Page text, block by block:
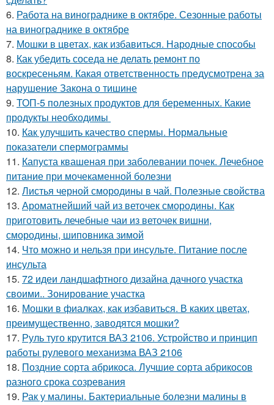
6. Работа на винограднике в октябре. Сезонные работы
на винограднике в октябре
7. Мошки в цветах, как избавиться. Народные способы
8. Как убедить соседа не делать ремонт по
воскресеньям. Какая ответственность предусмотрена за
нарушение Закона о тишине
9. ТОП-5 полезных продуктов для беременных. Какие
продукты необходимы
10. Как улучшить качество спермы. Нормальные
показатели спермограммы
11. Капуста квашеная при заболевании почек. Лечебное
питание при мочекаменной болезни
12. Листья черной смородины в чай. Полезные свойства
13. Ароматнейший чай из веточек смородины. Как
приготовить лечебные чаи из веточек вишни,
смородины, шиповника зимой
14. Что можно и нельзя при инсульте. Питание после
инсульта
15. 72 идеи ландшафтного дизайна дачного участка
своими.. Зонирование участка
16. Мошки в фиалках, как избавиться. В каких цветах,
преимущественно, заводятся мошки?
17. Руль туго крутится ВАЗ 2106. Устройство и принцип
работы рулевого механизма ВАЗ 2106
18. Поздние сорта абрикоса. Лучшие сорта абрикосов
разного срока созревания
19. Рак у малины. Бактериальные болезни малины в